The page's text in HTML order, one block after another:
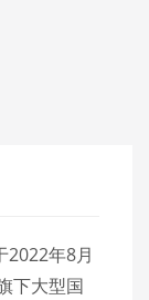
2022年8月
下大型国